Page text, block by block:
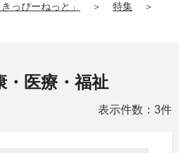
っぴーねっと」 ＞ 特集
＞
・医療・福祉
表示件数：3件